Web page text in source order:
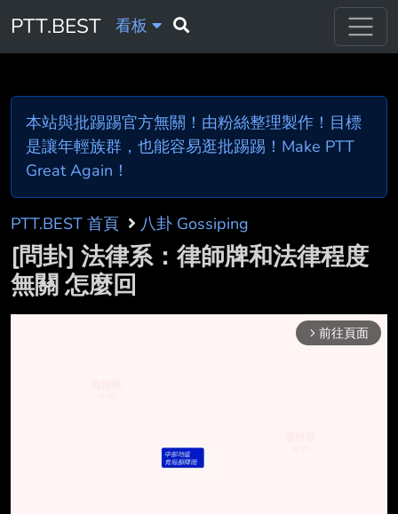
PTT.BEST 看板
本站與批踢踢官方無關！由粉絲整理製作！目標
是讓年輕族群，也能容易逛批踢踢！Make PTT
Great Again！
PTT.BEST 首頁 八卦 Gossiping
[問卦] 法律系：律師牌和法律程度
無關 怎麼回
arrow_forward_ios 前往頁面